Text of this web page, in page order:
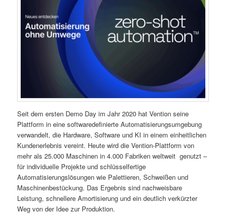
Seit dem ersten Demo Day im Jahr 2020 hat Vention seine
Plattform in eine softwaredefinierte Automatisierungsumgebung
verwandelt, die Hardware, Software und KI in einem einheitlichen
Kundenerlebnis vereint. Heute wird die Vention-Plattform von
mehr als 25.000 Maschinen in 4.000 Fabriken weltweit genutzt –
für individuelle Projekte und schlüsselfertige
Automatisierungslösungen wie Palettieren, Schweißen und
Maschinenbestückung. Das Ergebnis sind nachweisbare
Leistung, schnellere Amortisierung und ein deutlich verkürzter
Weg von der Idee zur Produktion.